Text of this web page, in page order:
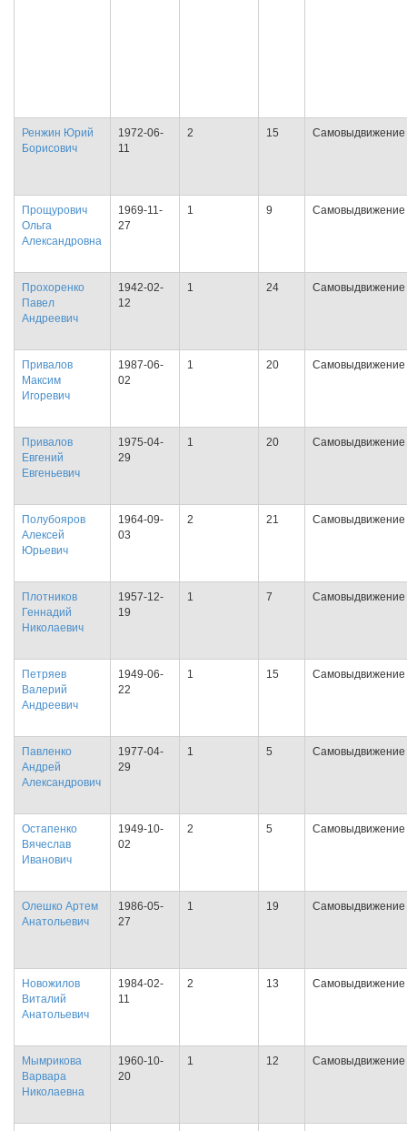
Ренжин Юрий
Борисович
1972-06-
11
2 15 Самовыдвижение
Прощурович
Ольга
Александровна
1969-11-
27
1 9 Самовыдвижение
Прохоренко
Павел
Андреевич
1942-02-
12
1 24 Самовыдвижение
Привалов
Максим
Игоревич
1987-06-
02
1 20 Самовыдвижение
Привалов
Евгений
Евгеньевич
1975-04-
29
1 20 Самовыдвижение
Полубояров
Алексей
Юрьевич
1964-09-
03
2 21 Самовыдвижение
Плотников
Геннадий
Николаевич
1957-12-
19
1 7 Самовыдвижение
Петряев
Валерий
Андреевич
1949-06-
22
1 15 Самовыдвижение
Павленко
Андрей
Александрович
1977-04-
29
1 5 Самовыдвижение
Остапенко
Вячеслав
Иванович
1949-10-
02
2 5 Самовыдвижение
Олешко Артем
Анатольевич
1986-05-
27
1 19 Самовыдвижение
Новожилов
Виталий
Анатольевич
1984-02-
11
2 13 Самовыдвижение
Мымрикова
Варвара
Николаевна
1960-10-
20
1 12 Самовыдвижение